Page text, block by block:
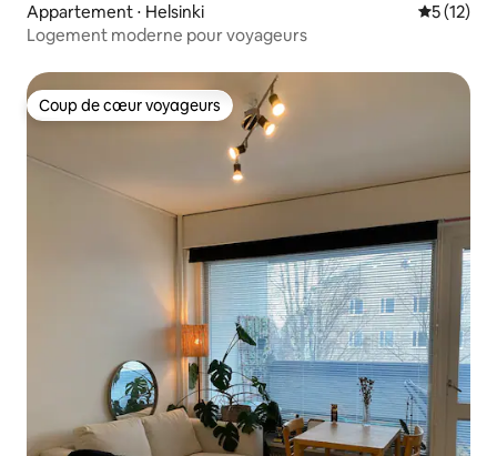
Appartement ⋅ Helsinki
5 (12)
Logement moderne pour voyageurs
Coup de cœur voyageurs
Coup de cœur voyageurs